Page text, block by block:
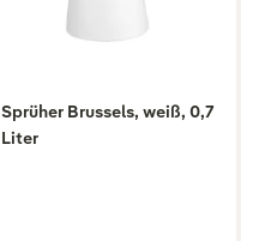
Sprüher Brussels, weiß, 0,7
Liter